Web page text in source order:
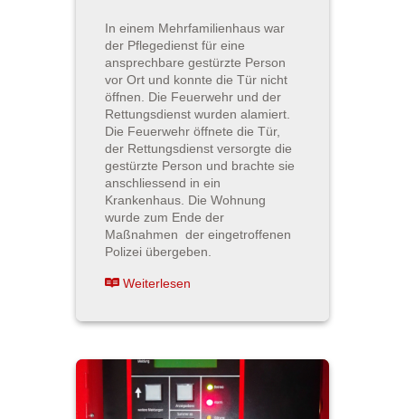
In einem Mehrfamilienhaus war
der Pflegedienst für eine
ansprechbare gestürzte Person
vor Ort und konnte die Tür nicht
öffnen. Die Feuerwehr und der
Rettungsdienst wurden alamiert.
Die Feuerwehr öffnete die Tür,
der Rettungsdienst versorgte die
gestürzte Person und brachte sie
anschliessend in ein
Krankenhaus. Die Wohnung
wurde zum Ende der
Maßnahmen der eingetroffenen
Polizei übergeben.
Weiterlesen